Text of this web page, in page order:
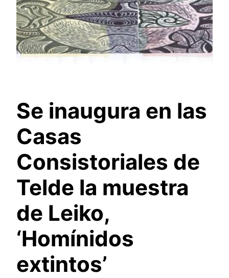
Se inaugura en las
Casas
Consistoriales de
Telde la muestra
de Leiko,
‘Homínidos
extintos’